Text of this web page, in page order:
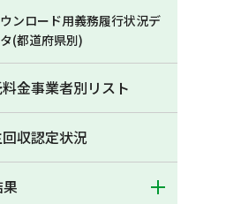
ンロード用義務履行状況デ
(都道府県別)
金事業者別リスト
収認定状況